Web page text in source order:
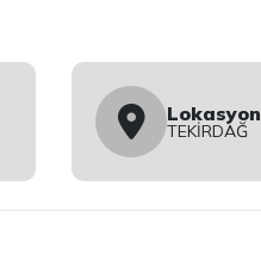
Lokasyon
TEKİRDAĞ